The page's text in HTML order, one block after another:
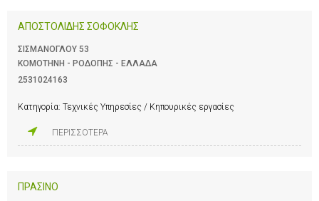
ΑΠΟΣΤΟΛΙΔΗΣ ΣΟΦΟΚΛΗΣ
ΣΙΣΜΑΝΟΓΛΟΥ 53
ΚΟΜΟΤΗΝΗ - ΡΟΔΟΠΗΣ - ΕΛΛΑΔΑ
2531024163
Κατηγορία: Τεχνικές Υπηρεσίες / Κηπουρικές εργασίες
ΠΕΡΙΣΣΟΤΕΡΑ
ΠΡΑΣΙΝΟ